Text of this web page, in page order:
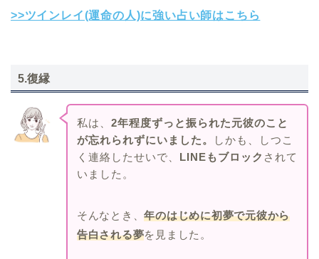
>>ツインレイ(運命の人)に強い占い師はこちら
5.復縁
私は、 2年程度ずっと振られた元彼のこと
が忘れられずにいました。
しかも、しつこ
く連絡したせいで、 LINEもブロック されて
いました。
そんなとき、年のはじめに初夢で元彼から
告白される夢を見ました。